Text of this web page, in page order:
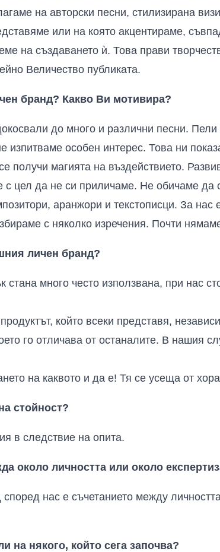
на авторски песни, стилизирана
или на която акцентираме,
на създаването ѝ. Това прави
Величество публиката.
бранд? Какво Ви мотивира?
до много и различни песни.
изпитваме особен интерес. Това ни
получи магията на въздействието.
с цел да не си приличаме. Не обичаме да
аранжори и текстописци. За нас
с няколко изречения. Почти
личен бранд?
стана много често използвана, при нас
който всеки представя,
го отличава от останалите. В нашия
на каквото и да е! Тя се усеща от
стойност?
в следствие на опита.
около личността или около
нас е съчетанието между
на някого, който сега започва?